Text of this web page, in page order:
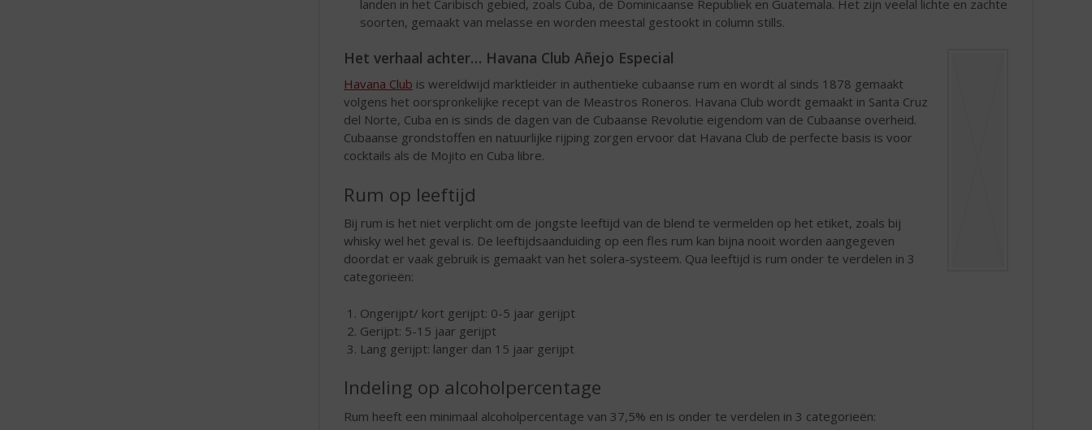
landen in het Caribisch gebied, zoals Cuba, de Dominicaanse Republiek en Guatemala. Het zijn veelal lichte en zachte
soorten, gemaakt van melasse en worden meestal gestookt in column stills.
Het verhaal achter… Havana Club Añejo Especial
Havana Club is wereldwijd marktleider in authentieke cubaanse rum en wordt al sinds 1878 gemaakt
volgens het oorspronkelijke recept van de Meastros Roneros. Havana Club wordt gemaakt in Santa Cruz
del Norte, Cuba en is sinds de dagen van de Cubaanse Revolutie eigendom van de Cubaanse overheid.
Cubaanse grondstoffen en natuurlijke rijping zorgen ervoor dat Havana Club de perfecte basis is voor
cocktails als de Mojito en Cuba libre.
Rum op leeftijd
Bij rum is het niet verplicht om de jongste leeftijd van de blend te vermelden op het etiket, zoals bij
whisky wel het geval is. De leeftijdsaanduiding op een fles rum kan bijna nooit worden aangegeven
doordat er vaak gebruik is gemaakt van het solera-systeem. Qua leeftijd is rum onder te verdelen in 3
categorieën:
Ongerijpt/ kort gerijpt: 0-5 jaar gerijpt
Gerijpt: 5-15 jaar gerijpt
Lang gerijpt: langer dan 15 jaar gerijpt
Indeling op alcoholpercentage
Rum heeft een minimaal alcoholpercentage van 37,5% en is onder te verdelen in 3 categorieën: